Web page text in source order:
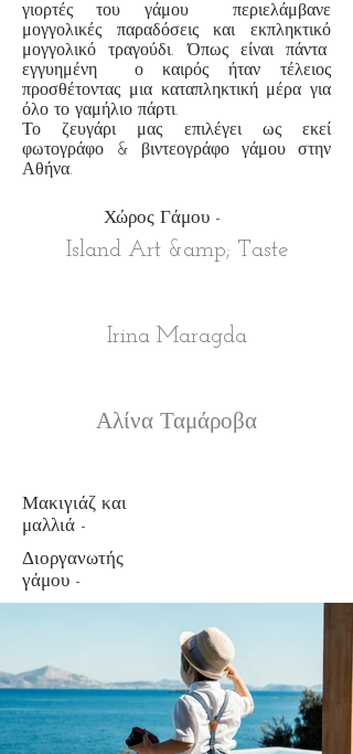
γιορτές του γάμου
περιελάμβανε
μογγολικές παραδόσεις και εκπληκτικό
μογγολικό τραγούδι. Όπως είναι πάντα
εγγυημένη
ο καιρός ήταν τέλειος
προσθέτοντας μια καταπληκτική μέρα για
όλο το γαμήλιο πάρτι.
Το ζευγάρι μας επιλέγει ως εκεί
φωτογράφο & βιντεογράφο γάμου στην
Αθήνα.
Χώρος Γάμου -
Island Art &amp; Taste
Irina Maragda
Αλίνα Ταμάροβα
Μακιγιάζ και
μαλλιά -
Διοργανωτής
γάμου -